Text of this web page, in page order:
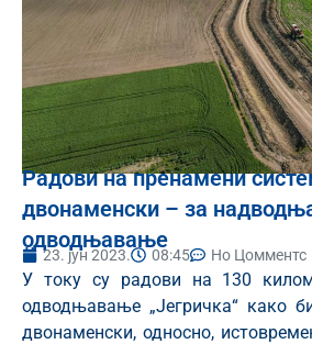
Радови на пренамени
двонаменски – за
одводњавање
23. јун 2023. 08:45 Но Цомментс
У току су радови на 130
одводњавање „Јегричка“ како
двонаменски, односно,